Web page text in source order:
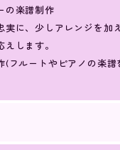
の楽譜制作
実に、少しアレンジを加
します。
(フルートやピアノの楽譜